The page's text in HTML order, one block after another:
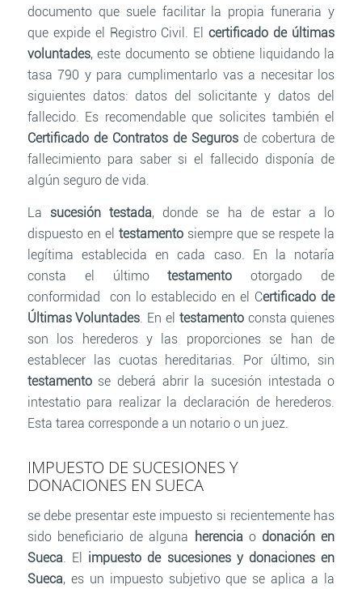
documento que suele facilitar la propia funeraria y
que expide el Registro Civil. Elcertificado de últimas
voluntades, este documento se obtiene liquidando la
tasa 790 y para cumplimentarlo vas a necesitar los
siguientes datos: datos del solicitante y datos del
fallecido. Es recomendable que solicites también el
Certificado de Contratos de Seguros de cobertura de
fallecimiento para saber si el fallecido disponía de
algún seguro de vida.
La sucesión testada, donde se ha de estar a lo
dispuesto en el testamento siempre que se respete la
legítima establecida en cada caso. En la notaría
consta el últimotestamento otorgado de
conformidad con lo establecido en el Certificado de
Últimas Voluntades. En el testamentoconsta quienes
son los herederos y las proporciones se han de
establecer las cuotas hereditarias. Por último, sin
testamentose deberá abrir la sucesión intestada o
intestatio para realizar la declaración de herederos.
Esta tarea corresponde a un notario o un juez.
IMPUESTO DE SUCESIONES Y
DONACIONES EN SUECA
se debe presentar este impuesto si recientemente has
sido beneficiario de alguna herencia o donación en
Sueca . El impuesto de sucesiones y donaciones en
Sueca, es un impuesto subjetivo que se aplica a la